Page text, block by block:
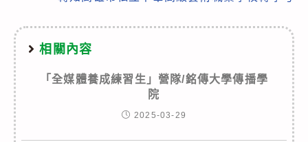
相關內容
「全媒體養成練習生」營隊/銘傳大學傳播學
院
2025-03-29